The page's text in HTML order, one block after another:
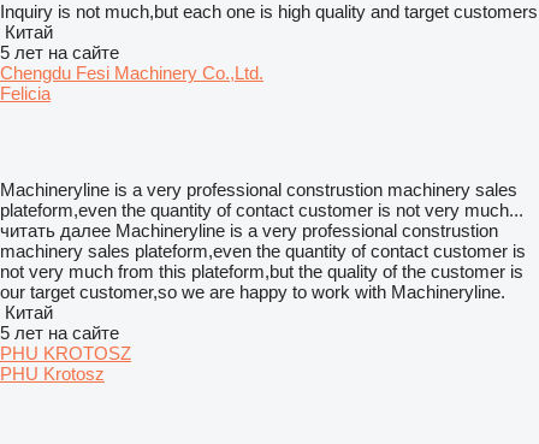
Inquiry is not much,but each one is high quality and target customers
Китай
5 лет на сайте
Chengdu Fesi Machinery Co.,Ltd.
Felicia
Machineryline is a very professional construstion machinery sales
plateform,even the quantity of contact customer is not very much...
читать далее Machineryline is a very professional construstion
machinery sales plateform,even the quantity of contact customer is
not very much from this plateform,but the quality of the customer is
our target customer,so we are happy to work with Machineryline.
Китай
5 лет на сайте
PHU KROTOSZ
PHU Krotosz